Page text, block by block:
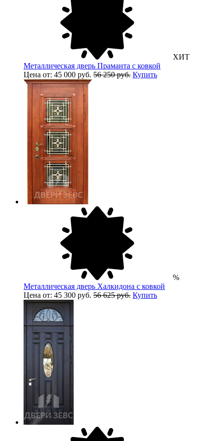
ХИТ
Металлическая дверь Праманта с ковкой
Цена от: 45 000 руб. 56 250 руб. Купить
%
Металлическая дверь Халкидона с ковкой
Цена от: 45 300 руб. 56 625 руб. Купить